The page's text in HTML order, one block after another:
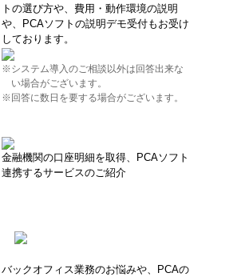
トの選び方や、費用・動作環境の説明
や、PCAソフトの説明デモ受付もお受け
しております。
※システム導入のご相談以外は回答出来な
い場合がございます。
※回答に数日を要する場合がございます。
金融機関の口座明細を取得、PCAソフト
連携するサービスのご紹介
バックオフィス業務のお悩みや、PCAの